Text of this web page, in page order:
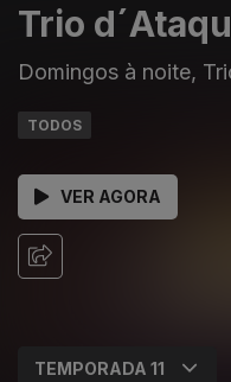
Trio
Domingos à noite,
TODOS
VER AGORA